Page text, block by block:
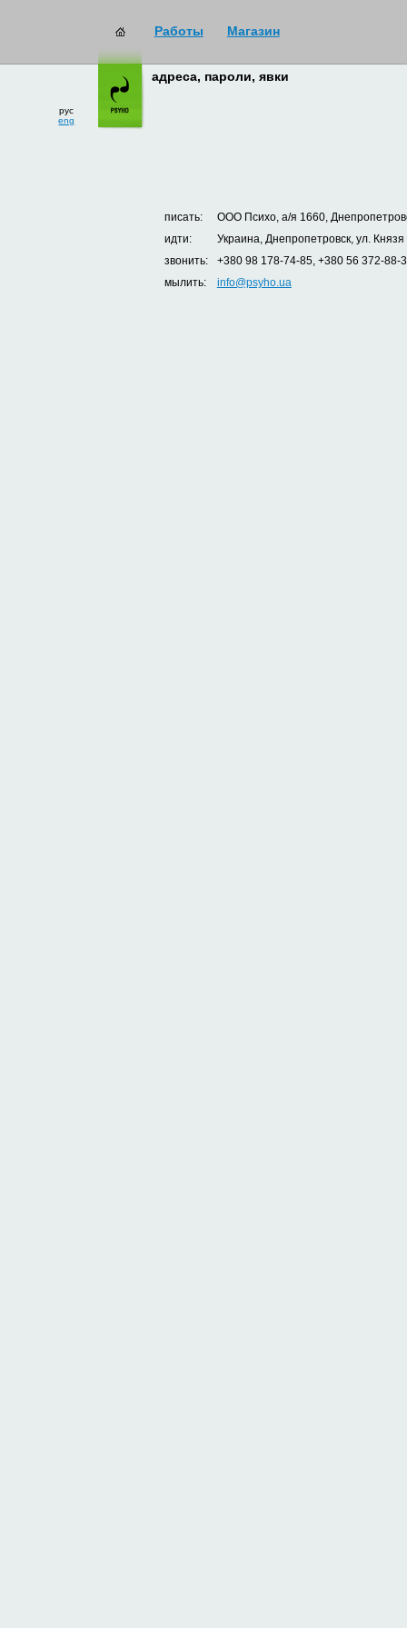
Работы Магазин
eng
адреса, пароли, явки
писать:
ООО Психо, а/я 1660,
идти:
Украина, Днепропетровск, ул.
звонить:
+380 98 178-74-85, +380 56 372-88-
мылить:
info@psyho.ua